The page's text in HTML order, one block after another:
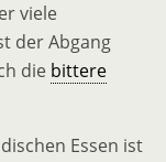
viele
der Abgang
die bittere
Essen ist